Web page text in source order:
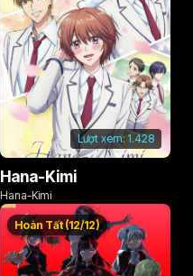
Lượt xem: 1.428
Hana-Kimi
Hana-Kimi
Hoàn Tất (12/12)